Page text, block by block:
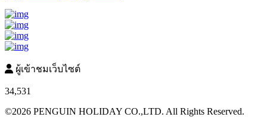
ผู้เข้าชมเว็บไซต์
34,531
©2026 PENGUIN HOLIDAY CO.,LTD. All Rights Reserved.